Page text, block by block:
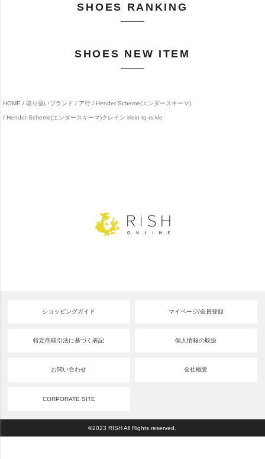
SHOES RANKING
SHOES NEW ITEM
HOME 取り扱いブランド ア行 Hender Scheme(エンダースキーマ)
Hender Scheme(エンダースキーマ)クレイン klein tq-rs-kle
ショッピングガイド マイページ/会員登録
特定商取引法に基づく表記 個人情報の取扱
お問い合わせ 会社概要
CORPORATE SITE
©2023 RISH All Rights reserved.